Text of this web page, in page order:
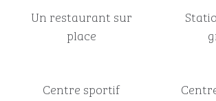
Un restaurant sur
place
Centre sportif